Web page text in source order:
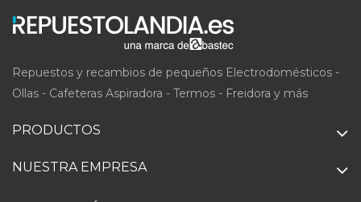
Repuestos y recambios de pequeños Electrodomésticos -
Ollas - Cafeteras Aspiradora - Termos - Freidora y más
PRODUCTOS
NUESTRA EMPRESA